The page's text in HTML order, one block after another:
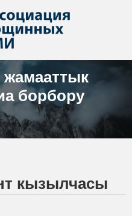
жамааттык
борбору
кызылчасы